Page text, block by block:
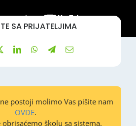
SA PRIJATELJIMA
postoji molimo Vas pišite nam
OVDE.
školu sa sistema.